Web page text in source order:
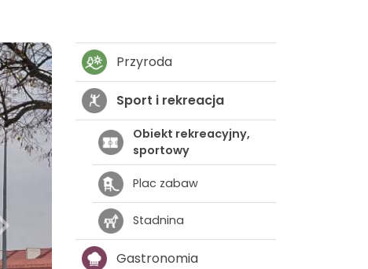
Przyroda
Sport i rekreacja
Obiekt rekreacyjny,
sportowy
Plac zabaw
Stadnina
Gastronomia